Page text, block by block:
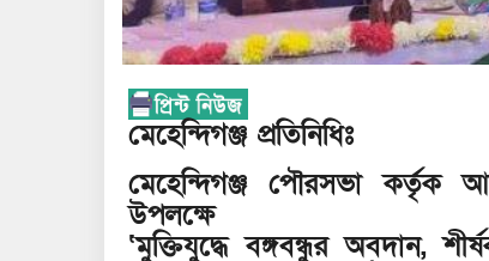
মেহেন্দিগঞ্জ প্রতিনিধিঃ
মেহেন্দিগঞ্জ পৌরসভা কর্তৃক
উপলক্ষে
‘মুক্তিযুদ্ধে বঙ্গবন্ধুর অবদান,